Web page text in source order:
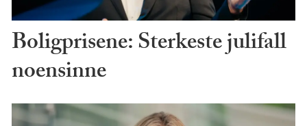
Boligprisene: Sterkeste julifall
noensinne